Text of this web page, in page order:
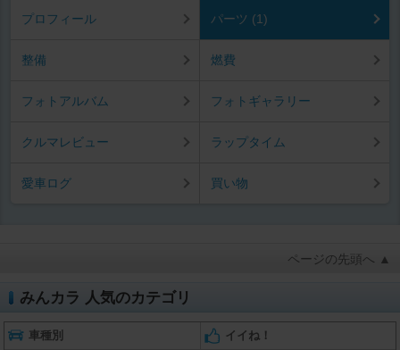
プロフィール パーツ (1)
整備 燃費
フォトアルバム フォトギャラリー
クルマレビュー ラップタイム
愛車ログ 買い物
ページの先頭へ ▲
みんカラ 人気のカテゴリ
車種別 イイね！